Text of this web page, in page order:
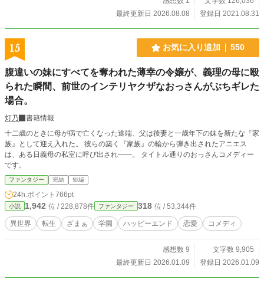
最終更新日 2026.08.08
登録日 2021.08.31
15 お気に入り追加 550
腹違いの妹にすべてを奪われた薄幸の令嬢が、義理の母に殴
られた瞬間、前世のインテリヤクザなおっさんがぶちギレた
場合。
灯乃
書籍情報
十二歳のときに母が病で亡くなった途端、父は後妻と一歳年下の妹を新たな『家
族』として迎え入れた。 彼らの築く『家族』の輪から弾き出されたアニエス
は、ある日義母の私室に呼び出され――。 タイトル通りのおっさんコメディー
です。
ファンタジー 完結 短編
24h.ポイント 766pt
小説 1,942 位 / 228,878件 ファンタジー 318 位 / 53,344件
異世界 転生 ざまぁ 学園 ハッピーエンド 恋愛 コメディ
感想数 9
文字数 9,905
最終更新日 2026.01.09
登録日 2026.01.09